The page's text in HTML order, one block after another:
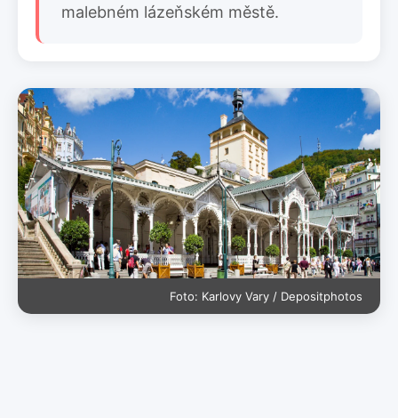
malebném lázeňském městě.
Foto: Karlovy Vary / Depositphotos